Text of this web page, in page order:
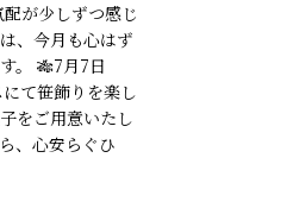
が少しずつ感じ
、今月も心はず
。 🎋7月7日
にて笹飾りを楽し
をご用意いたし
、心安らぐひ